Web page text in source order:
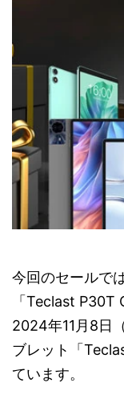
今回のセールで
「Teclast P30T
2024年11月8日
ブレット「
ています。